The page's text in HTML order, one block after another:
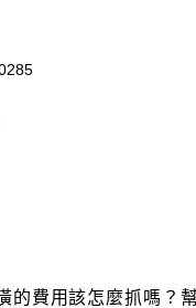
的費用該怎麼抓嗎？